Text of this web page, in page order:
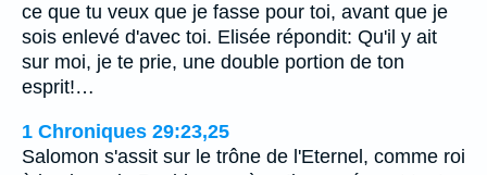
ce que tu veux que je fasse pour toi, avant que je
sois enlevé d'avec toi. Elisée répondit: Qu'il y ait
sur moi, je te prie, une double portion de ton
esprit!…
1 Chroniques 29:23,25
Salomon s'assit sur le trône de l'Eternel, comme roi